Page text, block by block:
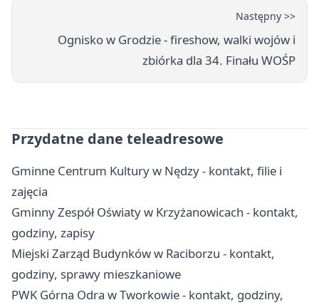
Następny >>
Ognisko w Grodzie - fireshow, walki wojów i
zbiórka dla 34. Finału WOŚP
Przydatne dane teleadresowe
Gminne Centrum Kultury w Nędzy - kontakt, filie i
zajęcia
Gminny Zespół Oświaty w Krzyżanowicach - kontakt,
godziny, zapisy
Miejski Zarząd Budynków w Raciborzu - kontakt,
godziny, sprawy mieszkaniowe
PWK Górna Odra w Tworkowie - kontakt, godziny,